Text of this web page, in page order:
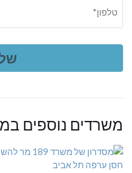
משרדים נוספים